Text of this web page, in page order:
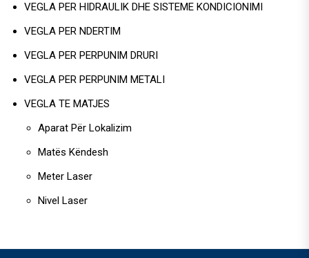
VEGLA PER HIDRAULIK DHE SISTEME KONDICIONIMI
VEGLA PER NDERTIM
VEGLA PER PERPUNIM DRURI
VEGLA PER PERPUNIM METALI
VEGLA TE MATJES
Aparat Për Lokalizim
Matës Këndesh
Meter Laser
Nivel Laser